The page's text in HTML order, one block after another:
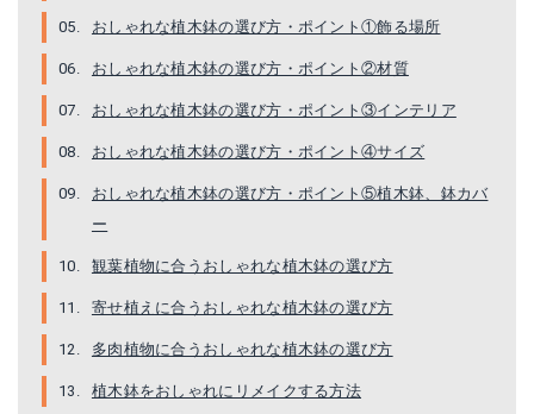
おしゃれな植木鉢の選び方・ポイント①飾る場所
おしゃれな植木鉢の選び方・ポイント②材質
おしゃれな植木鉢の選び方・ポイント③インテリア
おしゃれな植木鉢の選び方・ポイント④サイズ
おしゃれな植木鉢の選び方・ポイント⑤植木鉢、鉢カバ
ー
観葉植物に合うおしゃれな植木鉢の選び方
寄せ植えに合うおしゃれな植木鉢の選び方
多肉植物に合うおしゃれな植木鉢の選び方
植木鉢をおしゃれにリメイクする方法